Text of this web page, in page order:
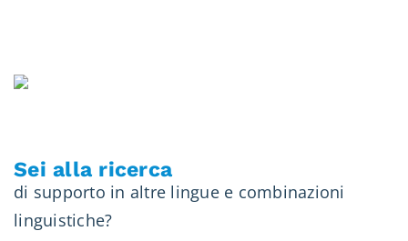
Sei alla ricerca
di supporto in altre lingue e combinazioni
linguistiche?